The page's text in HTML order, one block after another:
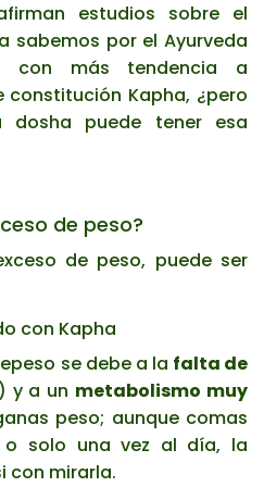
estudios sobre el
sabemos por el Ayurveda
con más tendencia a
constitución Kapha, ¿pero
dosha puede tener esa
de peso?
de peso, puede ser
con Kapha
se debe a la falta de
y a un metabolismo muy
peso; aunque comas
o solo una vez al día, la
con mirarla.